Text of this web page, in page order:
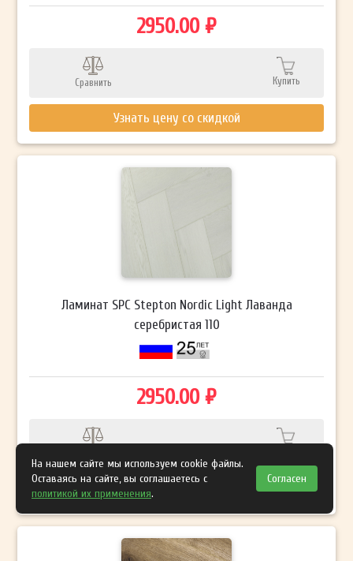
2950.00 ₽
Сравнить Купить
Узнать цену со скидкой
Ламинат SPC Stepton Nordic Light Лаванда
серебристая 110
2950.00 ₽
Узнать цену со скидкой
На нашем сайте мы используем cookie файлы.
Оставаясь на сайте, вы соглашаетесь с
политикой их применения.
Согласен